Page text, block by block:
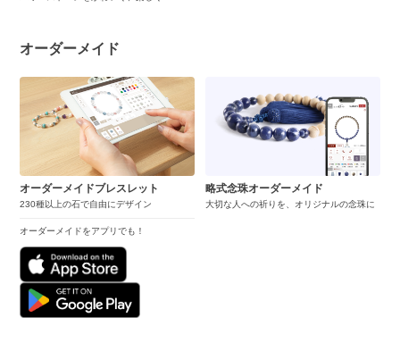
オーダーメイド
オーダーメイドブレスレット
230種以上の石で自由にデザイン
オーダーメイドをアプリでも！
略式念珠オーダーメイド
大切な人への祈りを、オリジナルの念珠に